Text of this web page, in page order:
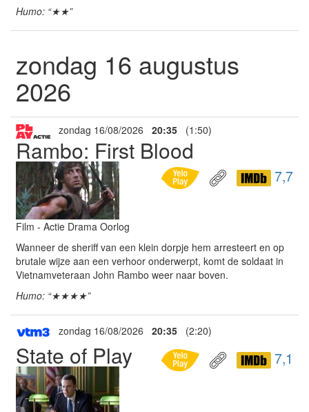
Humo: “★★”
zondag 16 augustus
2026
zondag 16/08/2026 20:35 (1:50)
Rambo: First Blood
7,7
Film - Actie Drama Oorlog
Wanneer de sheriff van een klein dorpje hem arresteert en op
brutale wijze aan een verhoor onderwerpt, komt de soldaat in
Vietnamveteraan John Rambo weer naar boven.
Humo: “★★★★”
zondag 16/08/2026 20:35 (2:20)
State of Play 7,1